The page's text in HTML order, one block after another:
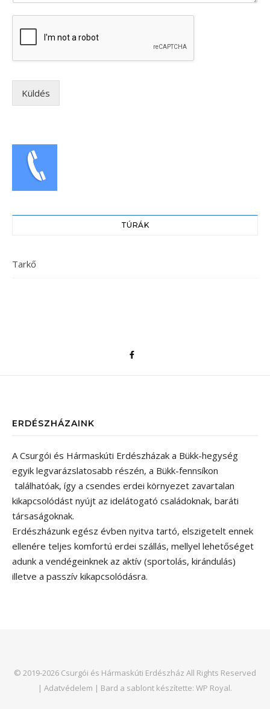
Küldés
TÚRÁK
Tarkő
ERDÉSZHÁZAINK
A Csurgói és Hármaskúti Erdészházak a Bükk-hegység
egyik legvarázslatosabb részén, a Bükk-fennsíkon
találhatóak, így a csendes erdei környezet zavartalan
kikapcsolódást nyújt az idelátogató családoknak, baráti
társaságoknak.
Erdészházunk egész évben nyitva tartó, elszigetelt ennek
ellenére teljes komfortú erdei szállás, mellyel lehetőséget
adunk a vendégeinknek az aktív (sportolás, kirándulás)
illetve a passzív kikapcsolódásra.
© 2019-2026 Csurgói és Hármaskúti Erdészház All Rights Reserved
| Adatvédelem | Bard a sablont készítette: WP Royal.